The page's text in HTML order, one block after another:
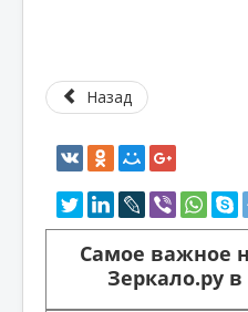
Назад
Самое важное
Зеркало.ру в